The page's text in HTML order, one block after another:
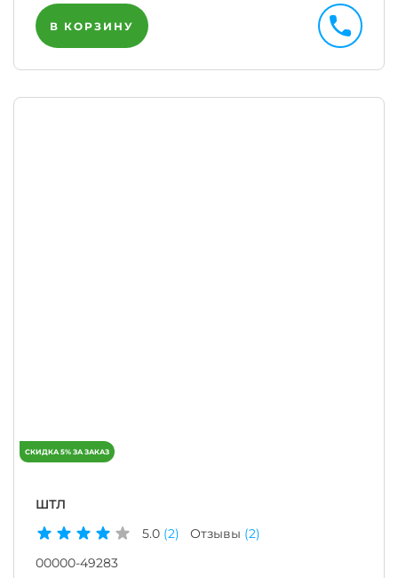
В КОРЗИНУ
ШТЛ
5.0 (2) Отзывы (2)
00000-49283